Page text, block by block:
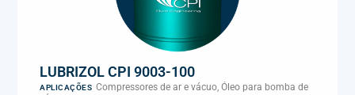
LUBRIZOL CPI 9003-100
APLICAÇÕES Compressores de ar e vácuo, Óleo para bomba de